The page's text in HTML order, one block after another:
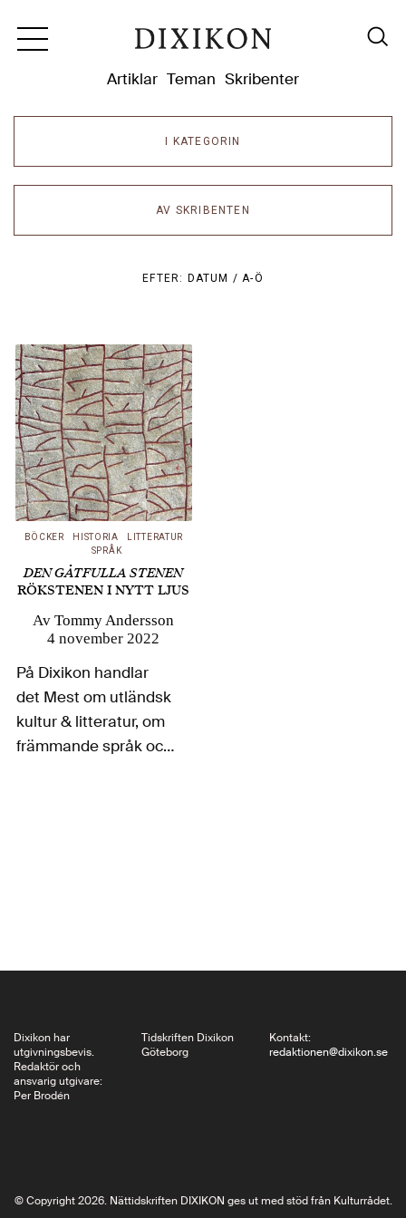
Artiklar Teman Skribenter
I KATEGORIN
AV SKRIBENTEN
EFTER: DATUM /A-Ö
BÖCKER HISTORIA
LITTERATUR
SPRÅK
DEN GÅTFULLA STENEN
RÖKSTENEN I NYTT LJUS
AvTommy Andersson
4 november 2022
På Dixikon handlar
det Mest om utländsk
kultur & litteratur, om
främmande språk och
nuarinfaþifaþiʀaftfaikiãnsunu.
uppskattande om Bo
Ralphs monumentala
nytolkning av
Dixikon har
utgivningsbevis.
Redaktör och
ansvarig utgivare:
Per Brodén
Tidskriften Dixikon
Göteborg
Kontakt:
redaktionen@dixikon.se
© Copyright 2026. Nättidskriften DIXIKON ges ut med stöd från Kulturrådet.